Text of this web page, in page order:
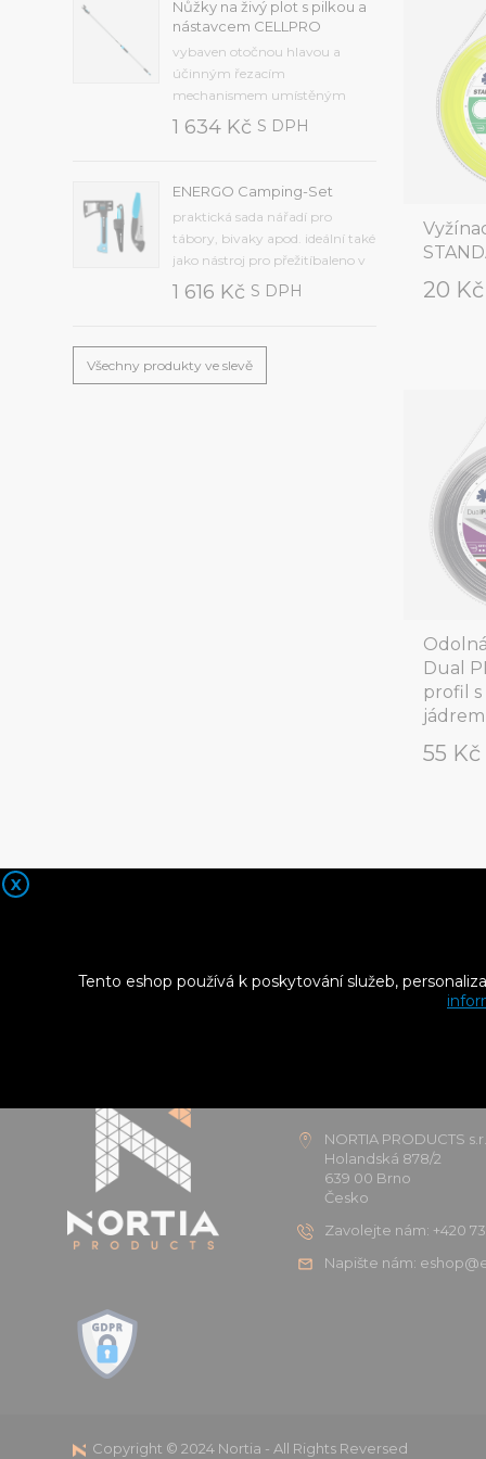
X
Tento eshop používá k poskytování služeb,
Frekvence od 2 minut do 7 dnů,
zpoždění od 12 hodin do 7...
Nůžky na živý plot s pilkou a
nástavcem CELLPRO
vybaven otočnou hlavou a
účinným řezacím
mechanismem umístěným
uvnitř přístrojesekací nůž z
kvalitní kalené oceli,
vyrobena z odolného
plastupřídavná pilka na řezání
větvímaximální průměr řezu 25
mm, hmotnost 1,2 kg, délka...
1 634 Kč S DPH
ENERGO Camping-Set
praktická sada nářadí pro
tábory, bivaky apod. ideální také
jako nástroj pro přežitíbaleno v
krabiciSada obsahuje
kvalitní:univerzální nůž (40-
(41-001)skládací pilku (41-041).
1 616 Kč S DPH
Všechny produkty ve slevě
20 Kč
Dual
profil
jádrem
55 Kč
NORTIA PRODUCTS
Holandská 878/2
639 00 Brno
Česko
Zavolejte nám: +420
Napište nám:
Copyright © 2024 Nortia - All Rights Reversed